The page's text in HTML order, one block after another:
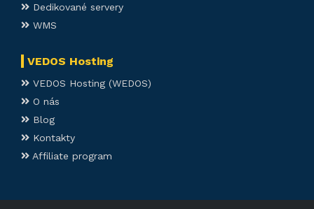
Dedikované servery
WMS
VEDOS Hosting
VEDOS Hosting (WEDOS)
O nás
Blog
Kontakty
Affiliate program